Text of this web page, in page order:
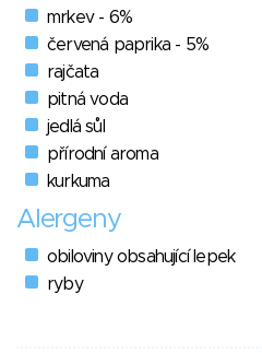
mrkev - 6%
červená paprika - 5%
rajčata
pitná voda
jedlá sůl
přírodní aroma
kurkuma
Alergeny
obiloviny obsahující lepek
ryby